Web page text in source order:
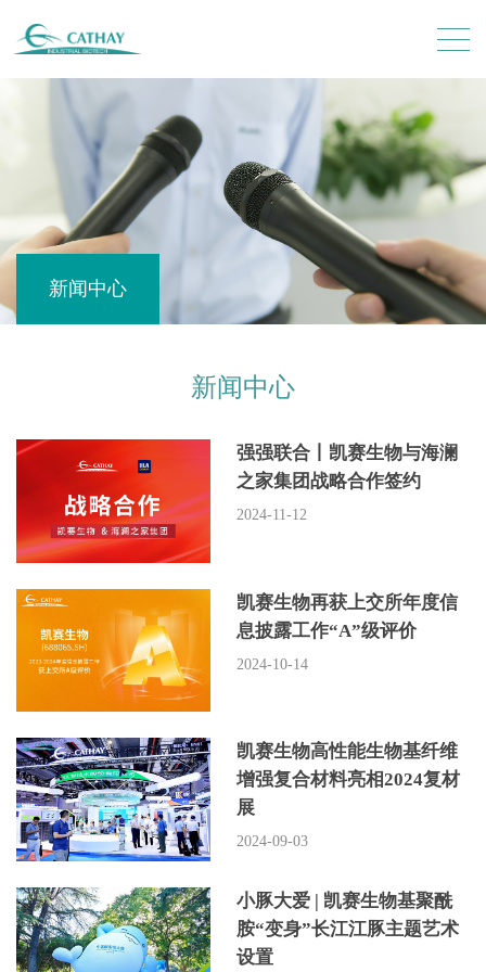
新闻中心
新闻中心
强强联合丨凯赛生物与海澜
之家集团战略合作签约
2024-11-12
凯赛生物再获上交所年度信
息披露工作“A”级评价
2024-10-14
凯赛生物高性能生物基纤维
增强复合材料亮相2024复材
展
2024-09-03
小豚大爱 | 凯赛生物基聚酰
胺“变身”长江江豚主题艺术
设置